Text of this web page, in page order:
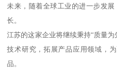
未来，随着全球工业的进一步发
长。
江苏的这家企业将继续秉持“质量
技术研究，拓展产品应用领域，
品。